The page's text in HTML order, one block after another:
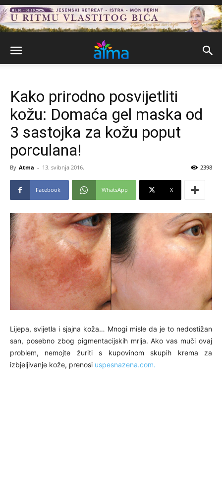
Kako prirodno posvijetliti
kožu: Domaća gel maska od
3 sastojka za kožu poput
porculana!
By Atma - 13. svibnja 2016. 2398
Facebook WhatsApp X
Lijepa, svijetla i sjajna koža… Mnogi misle da je to nedostižan
san, posebno zbog pigmentacijskih mrlja. Ako vas muči ovaj
problem, nemojte žuriti s kupovinom skupih krema za
izbjeljivanje kože, prenosi uspesnazena.com.